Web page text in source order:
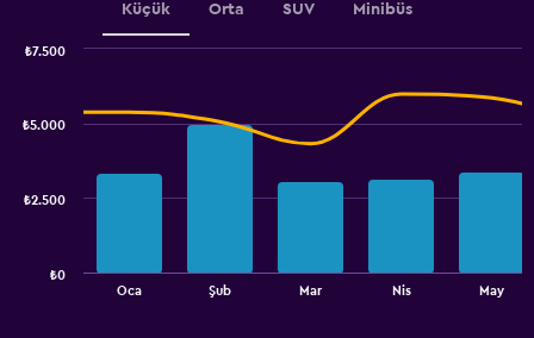
displaying
1200
Küçük Orta SUV Minibüs
Oca Şub Mar Nis May
₺0
₺2.500
₺5.000
₺7.500